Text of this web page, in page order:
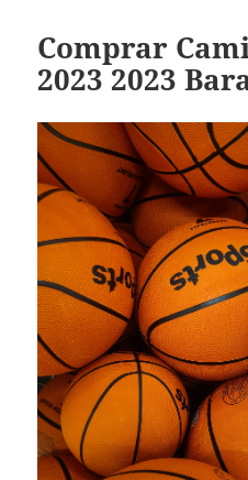
Comprar
2023 2023